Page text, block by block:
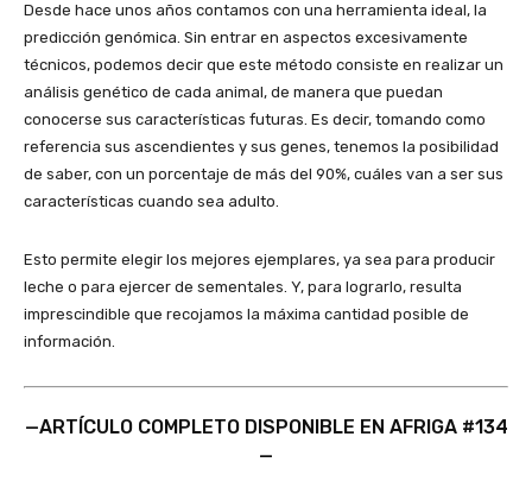
Desde hace unos años contamos con una herramienta ideal, la
predicción genómica. Sin entrar en aspectos excesivamente
técnicos, podemos decir que este método consiste en realizar un
análisis genético de cada animal, de manera que puedan
conocerse sus características futuras. Es decir, tomando como
referencia sus ascendientes y sus genes, tenemos la posibilidad
de saber, con un porcentaje de más del 90%, cuáles van a ser sus
características cuando sea adulto.
Esto permite elegir los mejores ejemplares, ya sea para producir
leche o para ejercer de sementales. Y, para lograrlo, resulta
imprescindible que recojamos la máxima cantidad posible de
información.
—ARTÍCULO COMPLETO DISPONIBLE EN AFRIGA #134
—